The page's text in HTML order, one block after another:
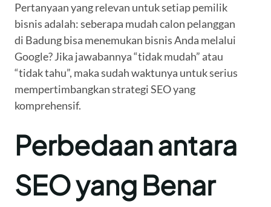
Pertanyaan yang relevan untuk setiap pemilik
bisnis adalah: seberapa mudah calon pelanggan
di Badung bisa menemukan bisnis Anda melalui
Google? Jika jawabannya “tidak mudah” atau
“tidak tahu”, maka sudah waktunya untuk serius
mempertimbangkan strategi SEO yang
komprehensif.
Perbedaan antara
SEO yang Benar